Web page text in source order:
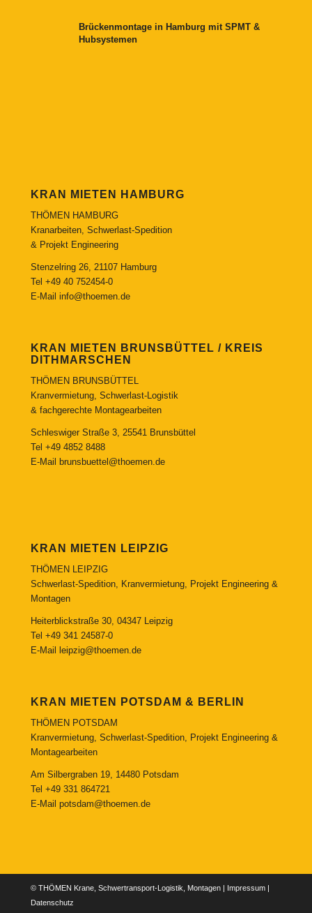
Brückenmontage in Hamburg mit SPMT &
Hubsystemen
KRAN MIETEN HAMBURG
THÖMEN HAMBURG
Kranarbeiten, Schwerlast-Spedition
& Projekt Engineering
Stenzelring 26, 21107 Hamburg
Tel +49 40 752454-0
E-Mail info@thoemen.de
KRAN MIETEN BRUNSBÜTTEL / KREIS
DITHMARSCHEN
THÖMEN BRUNSBÜTTEL
Kranvermietung, Schwerlast-Logistik
& fachgerechte Montagearbeiten
Schleswiger Straße 3, 25541 Brunsbüttel
Tel +49 4852 8488
E-Mail
brunsbuettel@thoemen.de
KRAN MIETEN LEIPZIG
THÖMEN LEIPZIG
Schwerlast-Spedition, Kranvermietung, Projekt Engineering &
Montagen
Heiterblickstraße 30, 04347 Leipzig
Tel +49 341 24587-0
E-Mail
leipzig@thoemen.de
KRAN MIETEN POTSDAM & BERLIN
THÖMEN POTSDAM
Kranvermietung, Schwerlast-Spedition, Projekt Engineering &
Montagearbeiten
Am Silbergraben 19, 14480 Potsdam
Tel +49 331 864721
E-Mail potsdam@thoemen.de
© THÖMEN Krane, Schwertransport-Logistik, Montagen | Impressum|
Datenschutz